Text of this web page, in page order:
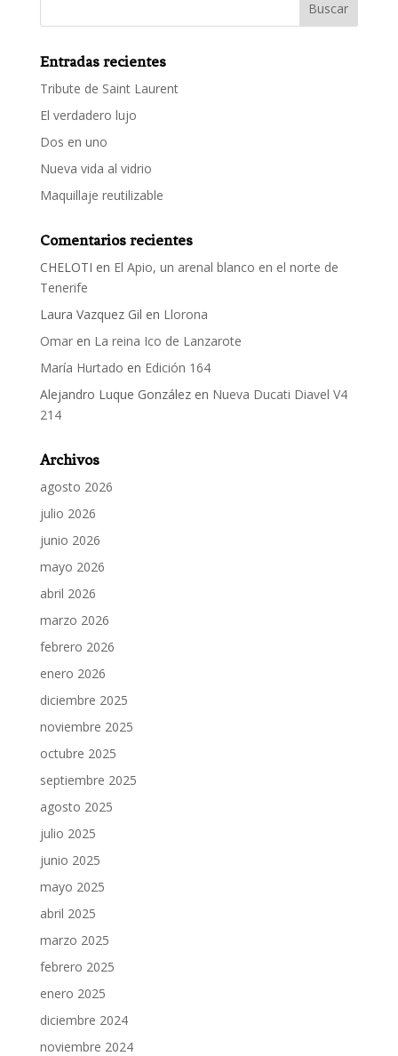
Entradas recientes
Tribute de Saint Laurent
El verdadero lujo
Dos en uno
Nueva vida al vidrio
Maquillaje reutilizable
Comentarios recientes
CHELOTI en El Apio, un arenal blanco en el norte de
Tenerife
Laura Vazquez Gil en Llorona
Omaren La reina Ico de Lanzarote
María Hurtado en Edición 164
Alejandro Luque Gonzálezen Nueva Ducati Diavel V4
214
Archivos
agosto 2026
julio 2026
junio 2026
mayo 2026
abril 2026
marzo 2026
febrero 2026
enero 2026
diciembre 2025
noviembre 2025
octubre 2025
septiembre 2025
agosto 2025
julio 2025
junio 2025
mayo 2025
abril 2025
marzo 2025
febrero 2025
enero 2025
diciembre 2024
noviembre 2024